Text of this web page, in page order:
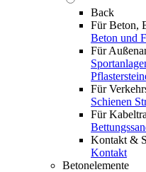
Back
Für Beton,
Beton und
Für
Für
Schienen
Für
Kontakt &
Kontakt
Betonelemente